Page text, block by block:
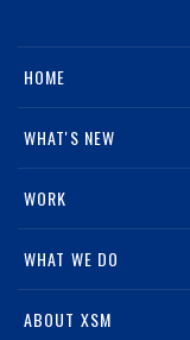
HOME
WHAT'S NEW
ALL
NEWS
WORK
WHAT WE DO
TOP
ABOUT XSM